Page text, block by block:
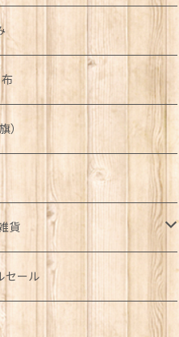
布
）
貨
セール